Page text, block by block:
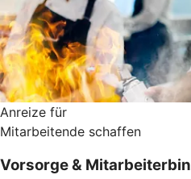
Anreize für
Mitarbeitende schaffen
Vorsorge &